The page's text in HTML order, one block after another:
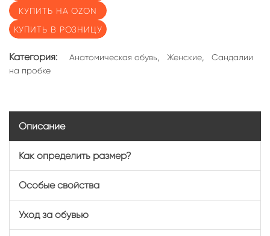
КУПИТЬ НА OZON
КУПИТЬ В РОЗНИЦУ
Категория: Анатомическая обувь, Женские, Сандалии
на пробке
Описание
Как определить размер?
Особые свойства
Уход за обувью